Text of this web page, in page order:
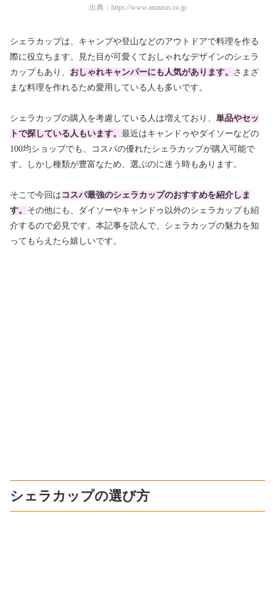
出典： https://www.amazon.co.jp
シェラカップは、キャンプや登山などのアウトドアで料理を作る
際に役立ちます。見た目が可愛くておしゃれなデザインのシェラ
カップもあり、 おしゃれキャンパーにも人気があります。 さまざ
まな料理を作れるため愛用している人も多いです。
シェラカップの購入を考慮している人は増えており、 単品やセッ
トで探している人もいます。 最近はキャンドゥやダイソーなどの
100均ショップでも、コスパの優れたシェラカップが購入可能で
す。しかし種類が豊富なため、選ぶのに迷う時もあります。
そこで今回は コスパ最強のシェラカップのおすすめを紹介しま
す。 その他にも、ダイソーやキャンドゥ以外のシェラカップも紹
介するので必見です。本記事を読んで、シェラカップの魅力を知
ってもらえたら嬉しいです。
シェラカップの選び方